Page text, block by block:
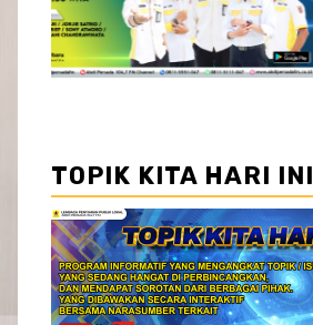
TOPIK KITA HARI INI